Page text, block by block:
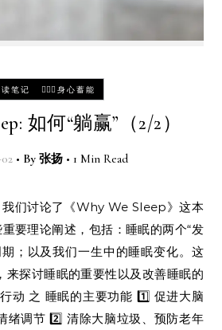
笔记 🧘🏻‍♀️身心蓄能
如何“躺赢”（2/2）
• By 张扬 • 1 Min Read
我们讨论了《Why We Sleep》这本
要理论阐述，包括：睡眠的两个“发
；以及我们一生中的睡眠变化。这
来探讨睡眠的重要性以及改善睡眠的
动 之 睡眠的主要功能 1️⃣ 促进大脑
绪调节 2️⃣ 清除大脑垃圾、预防老年